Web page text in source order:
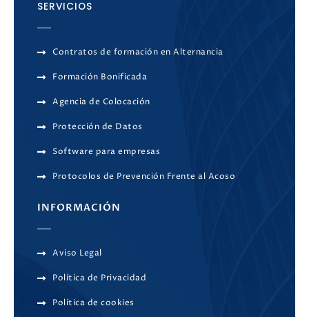
SERVICIOS
Contratos de formación en Alternancia
Formación Bonificada
Agencia de Colocación
Protección de Datos
Software para empresas
Protocolos de Prevención Frente al Acoso
INFORMACIÓN
Aviso Legal
Política de Privacidad
Política de cookies